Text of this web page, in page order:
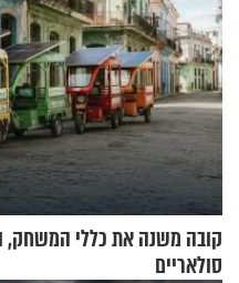
קובה משנה את כללי המשחק,
סולאריים